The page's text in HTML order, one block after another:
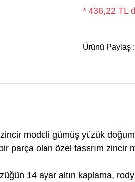
* 436,22 TL
Ürünü Paylaş :
zincir modeli gümüş yüzük
parça olan özel tasarım zincir
14 ayar altın kaplama,